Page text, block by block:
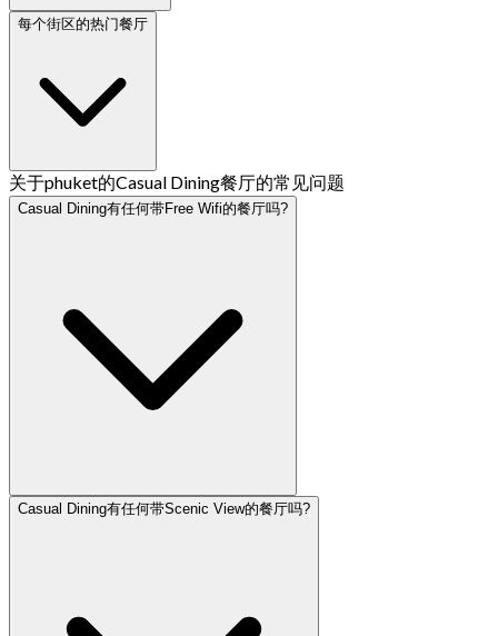
每个街区的热门餐厅
关于phuket的Casual Dining餐厅的常见问题
Casual Dining有任何带Free Wifi的餐厅吗?
Casual Dining有任何带Scenic View的餐厅吗?